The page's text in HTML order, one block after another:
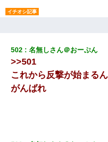
【衝撃】嫁父の会社に勤続１
「離婚！（激怒」
中途採用のAが部長から呼び出
502 名無しさん＠おーぷん
>>501
これから反撃が始まる
がんばれ